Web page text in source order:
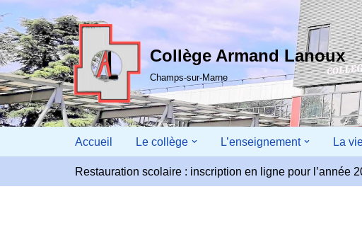
Aller
au
contenu
Collège Armand Lanoux
Champs-sur-Marne
Accueil Le collège L’enseignement La
Restauration scolaire : inscription en ligne pour l’année